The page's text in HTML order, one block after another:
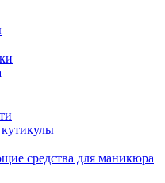
средства для маникюра